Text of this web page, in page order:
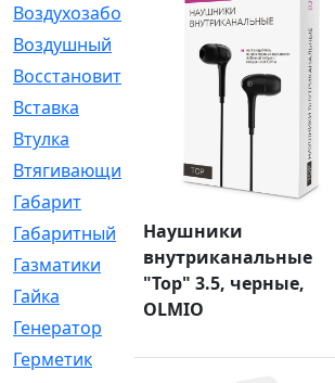
Воздухозаборник
[2]
Воздушный
[1]
Восстановительный
[1]
Вставка
[168]
Втулка
[1875]
Втягивающий
[22]
Габарит
Габаритный
[6]
Газматики
[117]
Гайка
[104]
Генератор
Герметик
[15]
Наушники
внутриканальные
"Top" 3.5, черные,
OLMIO